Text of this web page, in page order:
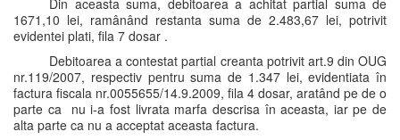
Din aceasta suma, debitoarea a achitat partial suma de
1671,10 lei, ramânând restanta suma de 2.483,67 lei, potrivit
evidentei plati, fila 7 dosar .
Debitoarea a contestat partial creanta potrivit art.9 din OUG
nr.119/2007, respectiv pentru suma de 1.347 lei, evidentiata în
factura fiscala nr.0055655/14.9.2009, fila 4 dosar, aratând pe de o
parte ca nu i-a fost livrata marfa descrisa în aceasta, iar pe de
alta parte ca nu a acceptat aceasta factura.